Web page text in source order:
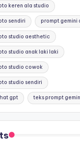
keren ala studio
sendiri prompt gemini
studio aesthetic
studio anak laki laki
studio cowok
studio sendiri
gpt teks prompt